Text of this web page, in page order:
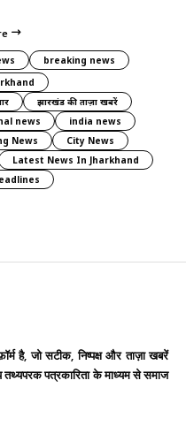
breaking news
झारखंड की ताज़ा खबरें
news
india news
News
City News
Latest News In Jharkhand
है, जो सटीक, निष्पक्ष और ताज़ा खबरें
तथ्यपरक पत्रकारिता के माध्यम से समाज